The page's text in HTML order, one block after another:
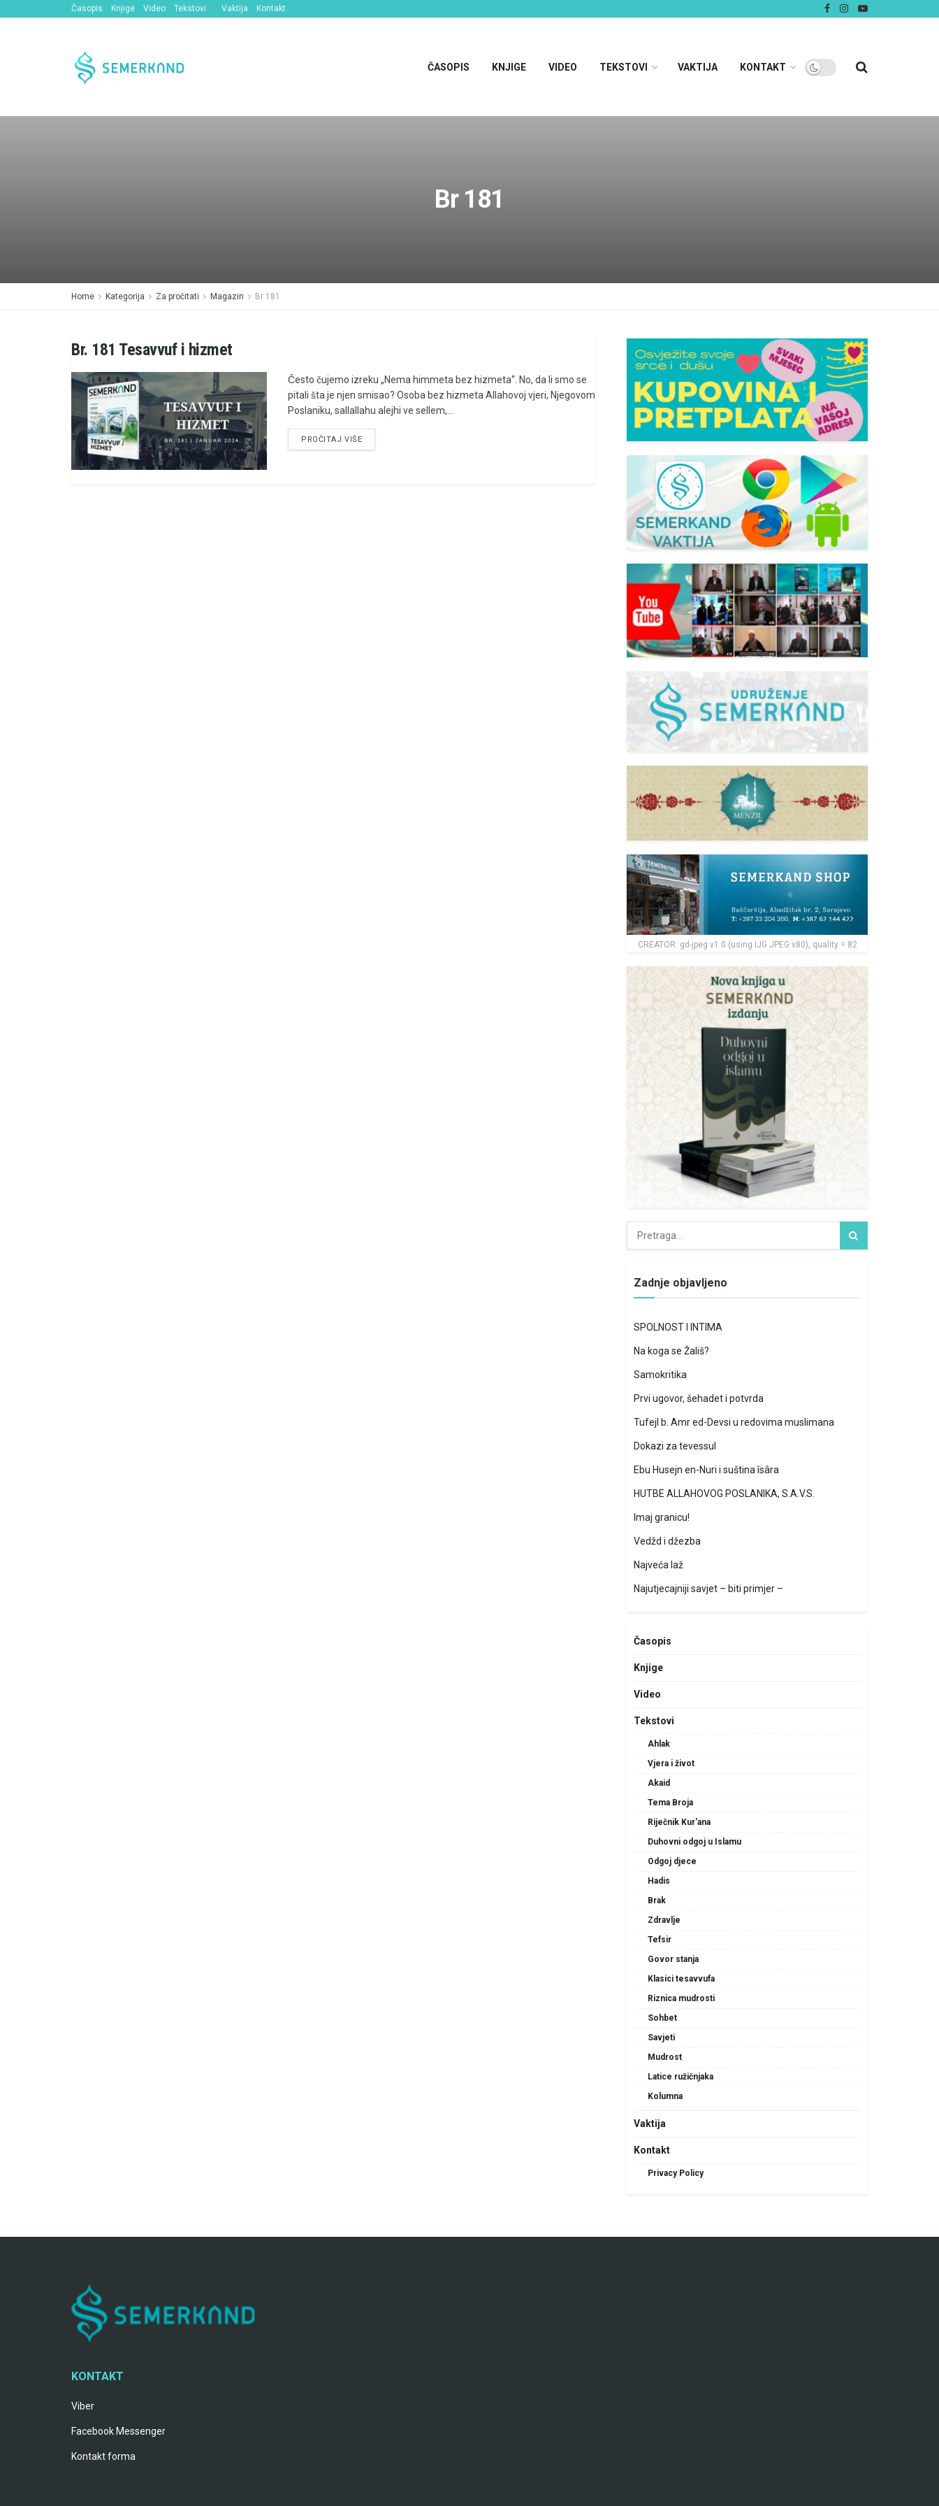
Časopis Knjige Video Tekstovi Vaktija Kontakt
ČASOPIS KNJIGE VIDEO TEKSTOVI VAKTIJA KONTAKT
Br 181
Home Kategorija Za pročitati Magazin Br 181
Br. 181 Tesavvuf i hizmet
Često čujemo izreku „Nema himmeta bez hizmeta“. No, da li smo se
pitali šta je njen smisao? Osoba bez hizmeta Allahovoj vjeri, Njegovom
Poslaniku, sallallahu alejhi ve sellem,...
PROČITAJ VIŠE
CREATOR: gd-jpeg v1.0 (using IJG JPEG v80), quality = 82
Zadnje objavljeno
SPOLNOST I INTIMA
Na koga se Žališ?
Samokritika
Prvi ugovor, šehadet i potvrda
Tufejl b. Amr ed-Devsi u redovima muslimana
Dokazi za tevessul
Ebu Husejn en-Nuri i suština îsâra
HUTBE ALLAHOVOG POSLANIKA, S.A.V.S.
Imaj granicu!
Vedžd i džezba
Najveća laž
Najutjecajniji savjet – biti primjer –
Časopis
Knjige
Video
Tekstovi
Ahlak
Vjera i život
Akaid
Tema Broja
Riječnik Kur'ana
Duhovni odgoj u Islamu
Odgoj djece
Hadis
Brak
Zdravlje
Tefsir
Govor stanja
Klasici tesavvufa
Riznica mudrosti
Sohbet
Savjeti
Mudrost
Latice ružičnjaka
Kolumna
Vaktija
Kontakt
Privacy Policy
KONTAKT
Viber
Facebook Messenger
Kontakt forma